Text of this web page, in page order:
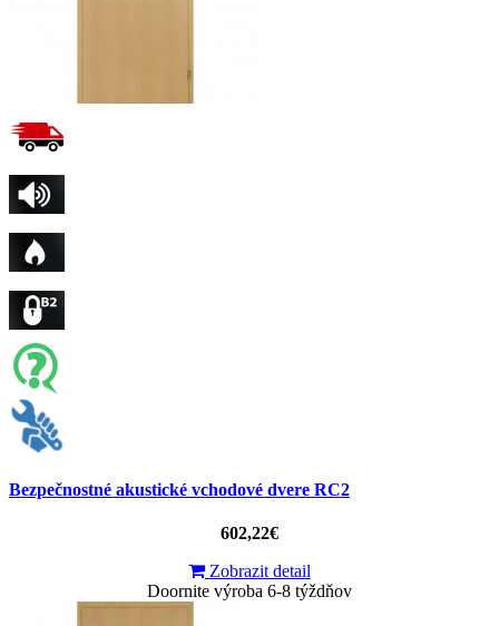
Bezpečnostné akustické vchodové dvere RC2
602,22€
Zobrazit detail
Doornite výroba 6-8 týždňov